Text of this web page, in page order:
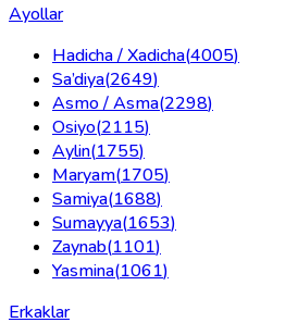
Ayollar
Hadicha / Xadicha(4005)
Sa’diya(2649)
Asmo / Asma(2298)
Osiyo(2115)
Aylin(1755)
Maryam(1705)
Samiya(1688)
Sumayya(1653)
Zaynab(1101)
Yasmina(1061)
Erkaklar